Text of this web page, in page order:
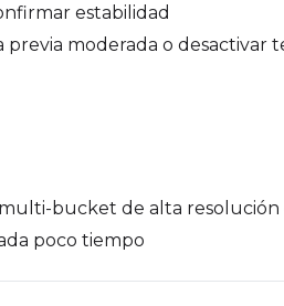
estabilidad
previa moderada o
bucket de alta
poco tiempo